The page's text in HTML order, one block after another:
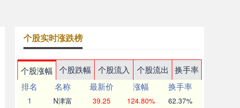
个股实时涨跌榜
个股涨幅 个股跌幅 个股流入 个股流出
换手率
排名
名称 最新价 涨幅
换手率
1
N津富 39.25 124.80% 62.37%